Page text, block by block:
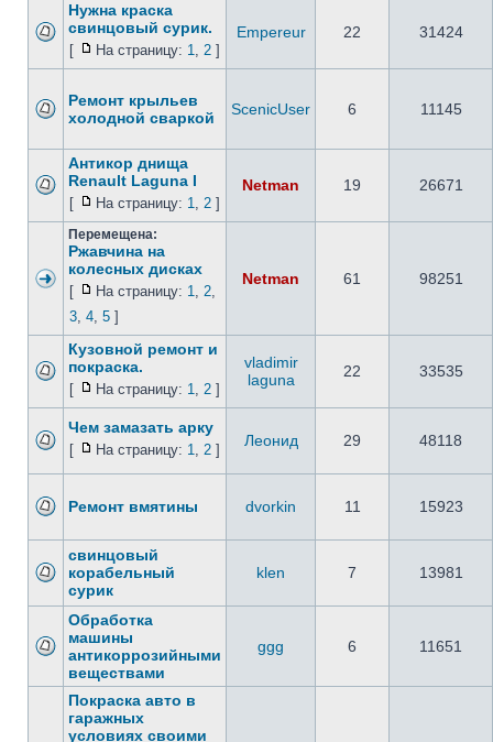
Нужна краска
свинцовый сурик.
[ На страницу: 1, 2 ]
Empereur 22 31424
Ремонт крыльев
холодной сваркой
ScenicUser 6 11145
Антикор днища
Renault Laguna I
[ На страницу: 1, 2 ]
Netman 19 26671
Перемещена:
Ржавчина на
колесных дисках
[ На страницу: 1, 2,
3, 4, 5 ]
Netman 61 98251
Кузовной ремонт и
покраска.
[ На страницу: 1, 2 ]
vladimir
laguna
22 33535
Чем замазать арку
[ На страницу: 1, 2 ]
Леонид 29 48118
Ремонт вмятины dvorkin 11 15923
свинцовый
корабельный
сурик
klen 7 13981
Обработка
машины
антикоррозийными
веществами
ggg 6 11651
Покраска авто в
гаражных
условиях своими